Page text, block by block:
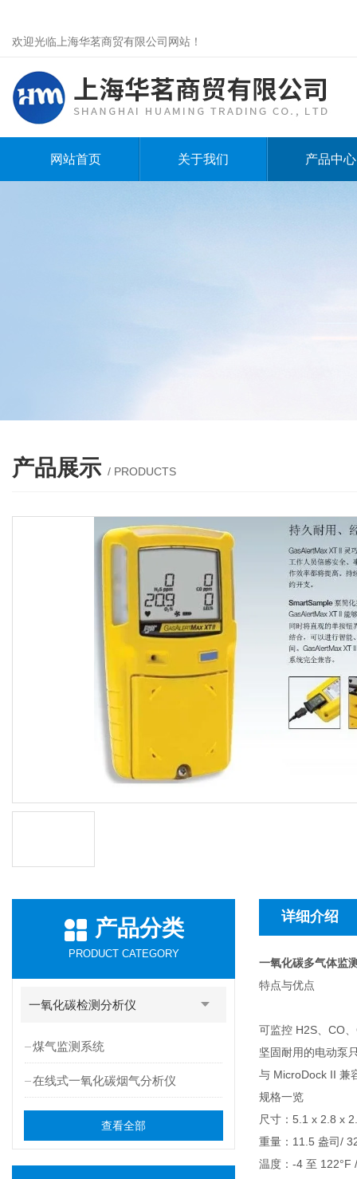
欢迎光临上海华茗商贸有限公司网站！
网站首页 关于我们 产品中心
产品展示 / PRODUCTS
产品分类
PRODUCT CATEGORY
一氧化碳检测分析仪
煤气监测系统
在线式一氧化碳烟气分析仪
查看全部
详细介绍
一氧化碳多气体监
特点与优点
可监控 H2S、CO
坚固耐用的电动泵
与 MicroDock II 兼
规格一览
尺寸：5.1 x 2.8 x
重量：11.5 盎司/
温度：-4 至 122°F